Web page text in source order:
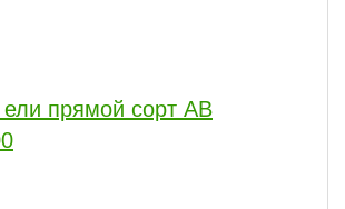
прямой сорт АВ